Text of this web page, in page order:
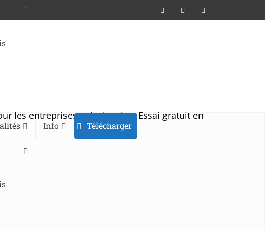
les entreprises et industries. Essai gratuit en
Info Télécharger